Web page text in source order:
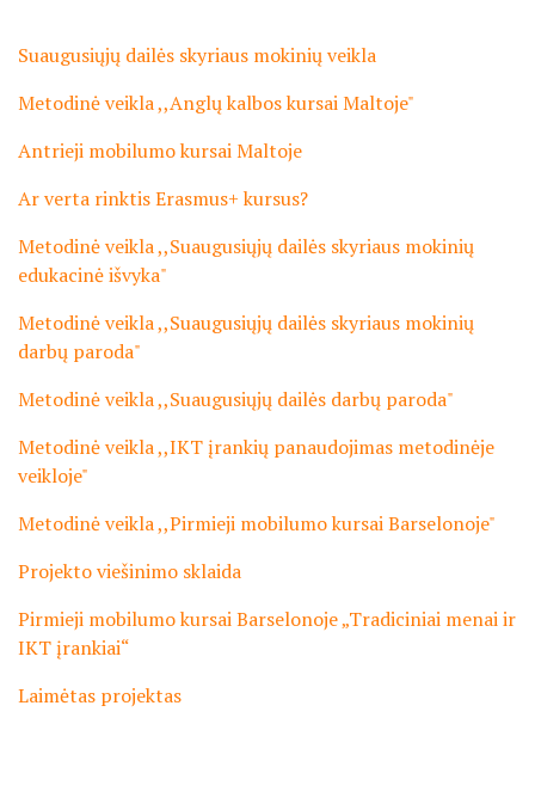
Suaugusiųjų dailės skyriaus mokinių veikla
Metodinė veikla ,,Anglų kalbos kursai Maltoje"
Antrieji mobilumo kursai Maltoje
Ar verta rinktis Erasmus+ kursus?
Metodinė veikla ,,Suaugusiųjų dailės skyriaus mokinių
edukacinė išvyka"
Metodinė veikla ,,Suaugusiųjų dailės skyriaus mokinių
darbų paroda"
Metodinė veikla ,,Suaugusiųjų dailės darbų paroda"
Metodinė veikla ,,IKT įrankių panaudojimas metodinėje
veikloje"
Metodinė veikla ,,Pirmieji mobilumo kursai Barselonoje"
Projekto viešinimo sklaida
Pirmieji mobilumo kursai Barselonoje „Tradiciniai menai ir
IKT įrankiai“
Laimėtas projektas